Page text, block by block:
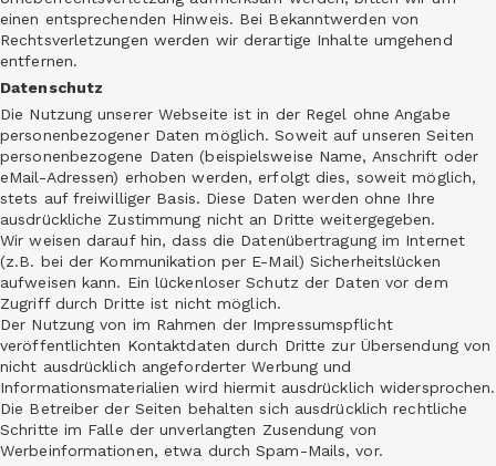
einen entsprechenden Hinweis. Bei Bekanntwerden von
Rechtsverletzungen werden wir derartige Inhalte umgehend
entfernen.
Datenschutz
Die Nutzung unserer Webseite ist in der Regel ohne Angabe
personenbezogener Daten möglich. Soweit auf unseren Seiten
personenbezogene Daten (beispielsweise Name, Anschrift oder
eMail-Adressen) erhoben werden, erfolgt dies, soweit möglich,
stets auf freiwilliger Basis. Diese Daten werden ohne Ihre
ausdrückliche Zustimmung nicht an Dritte weitergegeben.
Wir weisen darauf hin, dass die Datenübertragung im Internet
(z.B. bei der Kommunikation per E-Mail) Sicherheitslücken
aufweisen kann. Ein lückenloser Schutz der Daten vor dem
Zugriff durch Dritte ist nicht möglich.
Der Nutzung von im Rahmen der Impressumspflicht
veröffentlichten Kontaktdaten durch Dritte zur Übersendung von
nicht ausdrücklich angeforderter Werbung und
Informationsmaterialien wird hiermit ausdrücklich widersprochen.
Die Betreiber der Seiten behalten sich ausdrücklich rechtliche
Schritte im Falle der unverlangten Zusendung von
Werbeinformationen, etwa durch Spam-Mails, vor.